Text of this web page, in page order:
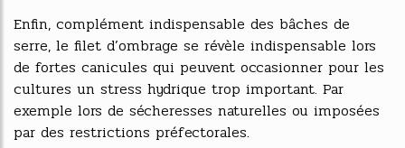
Enfin, complément indispensable des bâches de
serre, le filet d’ombrage se révèle indispensable lors
de fortes canicules qui peuvent occasionner pour les
cultures un stress hydrique trop important. Par
exemple lors de sécheresses naturelles ou imposées
par des restrictions préfectorales.